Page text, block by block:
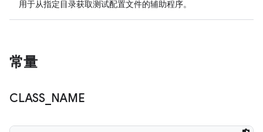
用于从指定目录获取测试配置文件的辅助程序。
常量
CLASS_ NAME